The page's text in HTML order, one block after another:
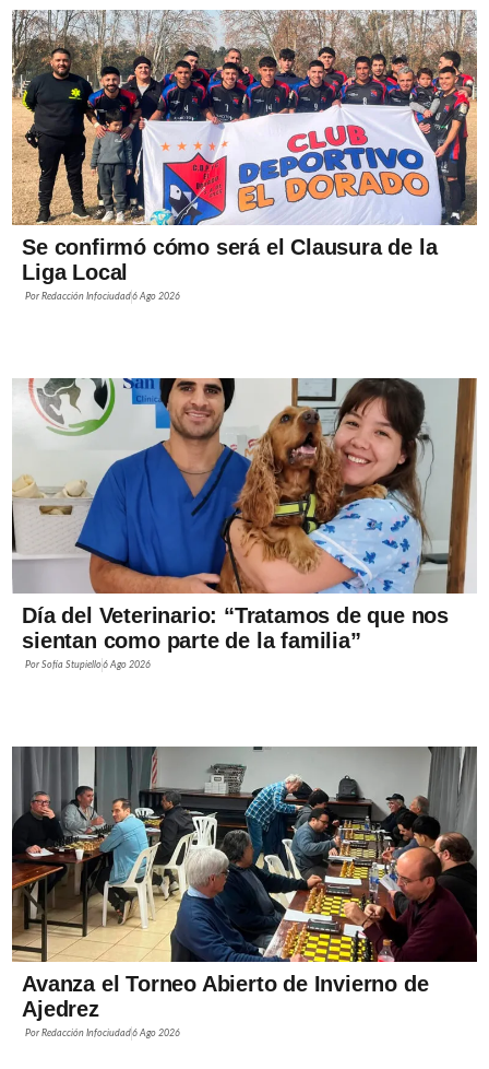
Se confirmó cómo será el Clausura de la
Liga Local
PorRedacción Infociudad6 Ago 2026
Día del Veterinario: “Tratamos de que nos
sientan como parte de la familia”
PorSofía Stupiello6 Ago 2026
Avanza el Torneo Abierto de Invierno de
Ajedrez
PorRedacción Infociudad6 Ago 2026